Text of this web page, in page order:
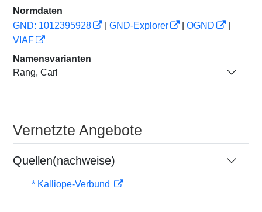
Normdaten
GND: 1012395928
GND-Explorer OGND
VIAF
Namensvarianten
Rang, Carl
Vernetzte Angebote
Quellen(nachweise)
* Kalliope-Verbund